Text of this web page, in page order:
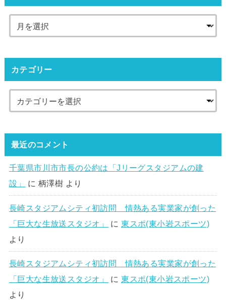
カテゴリー
最近のコメント
千葉県市川市市長の公約は「Jリーグスタジアムの建
設」
に 柄澤樹 より
長崎スタジアムシティ初訪問 情熱ある実業家が創った
「巨大な生放送スタジオ」
に東スポ(東小岩スポーツ)
より
長崎スタジアムシティ初訪問 情熱ある実業家が創った
「巨大な生放送スタジオ」
に東スポ(東小岩スポーツ)
より